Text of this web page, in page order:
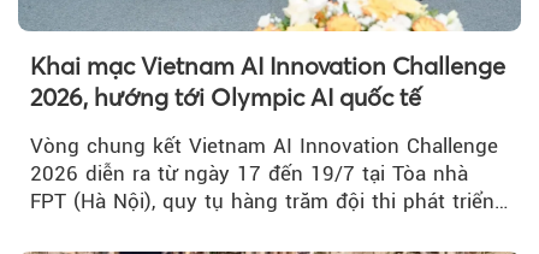
Khai mạc Vietnam AI Innovation Challenge
2026, hướng tới Olympic AI quốc tế
Vòng chung kết Vietnam AI Innovation Challenge
2026 diễn ra từ ngày 17 đến 19/7 tại Tòa nhà
FPT (Hà Nội), quy tụ hàng trăm đội thi phát triển